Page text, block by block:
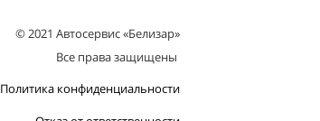
© 2021 Автосервис «Белизар»
Все права защищены
Политика конфиденциальности